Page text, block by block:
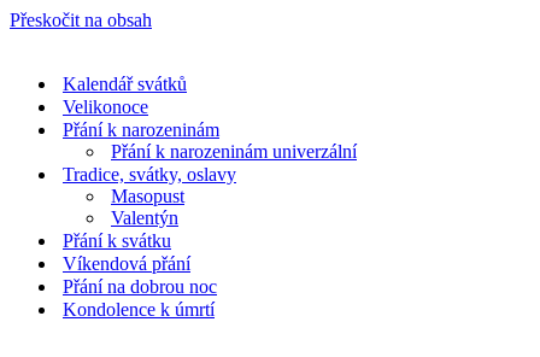
Přeskočit na obsah
Kalendář svátků
Velikonoce
Přání k narozeninám
Přání k narozeninám univerzální
Tradice, svátky, oslavy
Masopust
Valentýn
Přání k svátku
Víkendová přání
Přání na dobrou noc
Kondolence k úmrtí